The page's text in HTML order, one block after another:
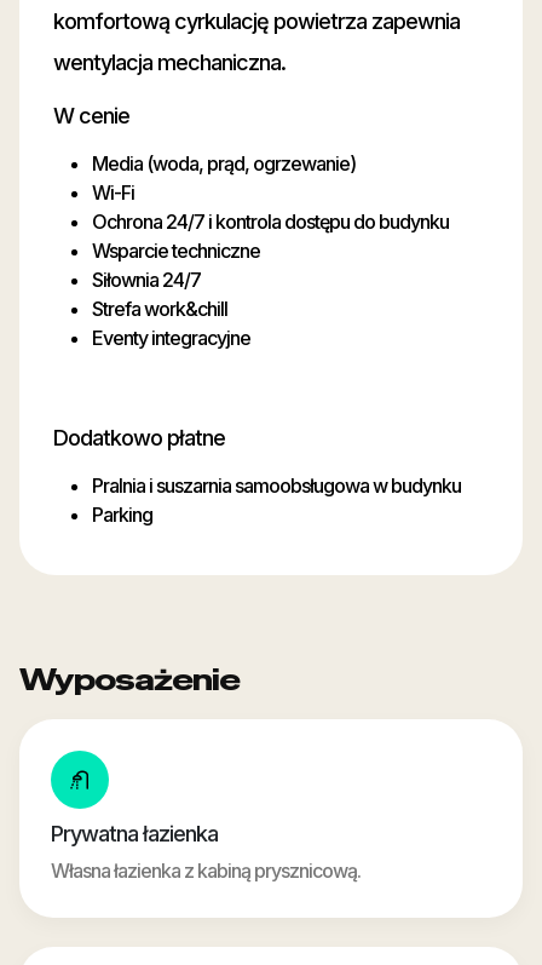
komfortową cyrkulację powietrza zapewnia
wentylacja mechaniczna.
W cenie
Media (woda, prąd, ogrzewanie)
Wi-Fi
Ochrona 24/7 i kontrola dostępu do budynku
Wsparcie techniczne
Siłownia 24/7
Strefa work&chill
Eventy integracyjne
Dodatkowo płatne
Pralnia i suszarnia samoobsługowa w budynku
Parking
Wyposażenie
Prywatna łazienka
Własna łazienka z kabiną prysznicową.